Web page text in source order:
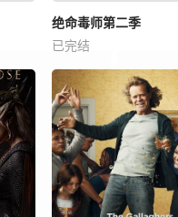
绝命毒师第二季
已完结